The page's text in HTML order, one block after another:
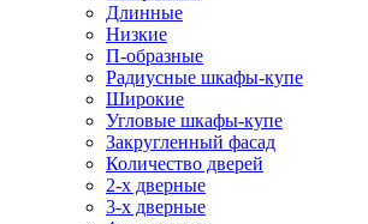
Длинные
Низкие
П-образные
Радиусные шкафы-купе
Широкие
Угловые шкафы-купе
Закругленный фасад
Количество дверей
2-х дверные
3-х дверные